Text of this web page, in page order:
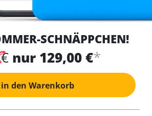
SCHNÄPPCHEN!
nur 129,00 €*
in den Warenkorb